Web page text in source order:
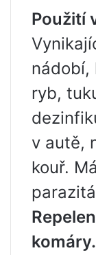
Použití
nádobí,
ryb,
v autě,
kouř.
komáry.